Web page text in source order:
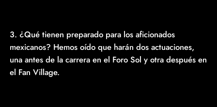
3. ¿Qué tienen preparado para los aficionados
mexicanos? Hemos oído que harán dos actuaciones,
una antes de la carrera en el Foro Sol y otra después en
el Fan Village.